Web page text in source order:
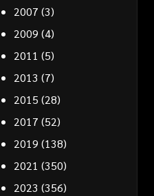
2007 (3)
2009 (4)
2011 (5)
2013 (7)
2015 (28)
2017 (52)
2019 (138)
2021 (350)
2023 (356)